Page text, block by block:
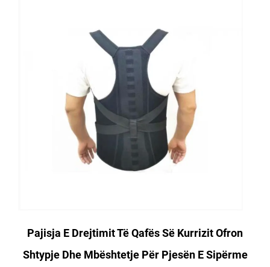
Pajisja E Drejtimit Të Qafës Së Kurrizit Ofron
Shtypje Dhe Mbështetje Për Pjesën E Sipërme